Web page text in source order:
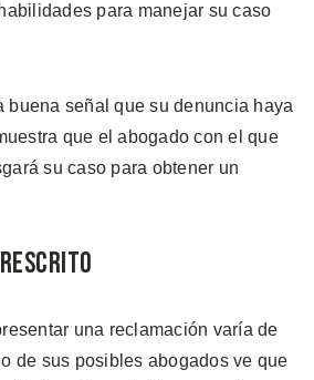
para manejar su caso
buena señal que su denuncia haya
que el abogado con el que
su caso para obtener un
una reclamación varía de
de sus posibles abogados ve que